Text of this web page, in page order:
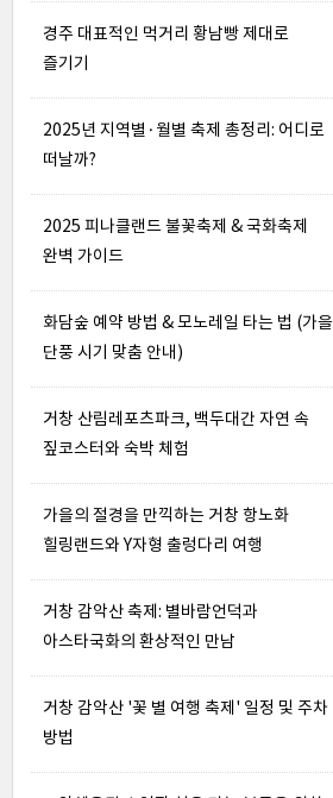
경주 대표적인 먹거리 황남빵 제대로
즐기기
2025년 지역별·월별 축제 총정리: 어디로
떠날까?
2025 피나클랜드 불꽃축제 & 국화축제
완벽 가이드
화담숲 예약 방법 & 모노레일 타는 법 (가을
단풍 시기 맞춤 안내)
거창 산림레포츠파크, 백두대간 자연 속
짚코스터와 숙박 체험
가을의 절경을 만끽하는 거창 항노화
힐링랜드와 Y자형 출렁다리 여행
거창 감악산 축제: 별바람언덕과
아스타국화의 환상적인 만남
거창 감악산 '꽃 별 여행 축제' 일정 및 주차
방법